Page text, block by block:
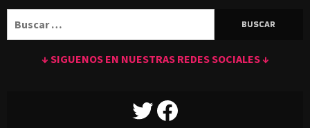
↓ SIGUENOS EN NUESTRAS REDES SOCIALES ↓
TWITTERFACEBOOK